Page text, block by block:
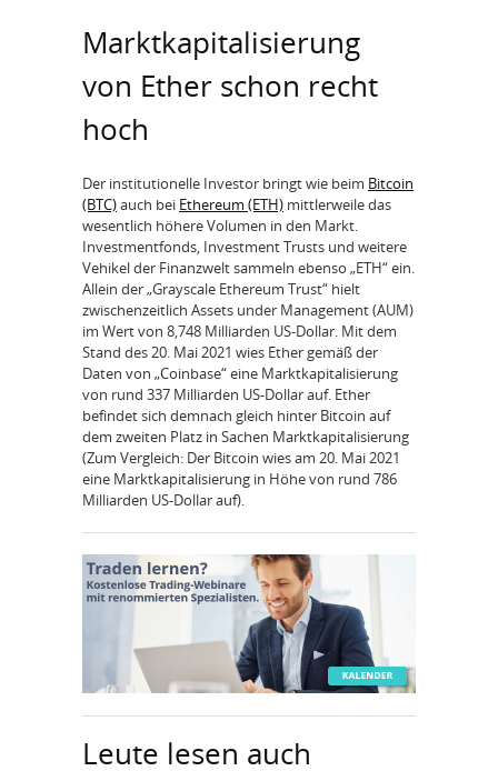
Marktkapitalisierung
von Ether schon recht
hoch
Der institutionelle Investor bringt wie beim Bitcoin
(BTC)auch bei Ethereum (ETH) mittlerweile das
wesentlich höhere Volumen in den Markt.
Investmentfonds, Investment Trusts und weitere
Vehikel der Finanzwelt sammeln ebenso „ETH“ ein.
Allein der „Grayscale Ethereum Trust“ hielt
zwischenzeitlich Assets under Management (AUM)
im Wert von 8,748 Milliarden US-Dollar. Mit dem
Stand des 20. Mai 2021 wies Ether gemäß der
Daten von „Coinbase“ eine Marktkapitalisierung
von rund 337 Milliarden US-Dollar auf. Ether
befindet sich demnach gleich hinter Bitcoin auf
dem zweiten Platz in Sachen Marktkapitalisierung
(Zum Vergleich: Der Bitcoin wies am 20. Mai 2021
eine Marktkapitalisierung in Höhe von rund 786
Milliarden US-Dollar auf).
Leute lesen auch